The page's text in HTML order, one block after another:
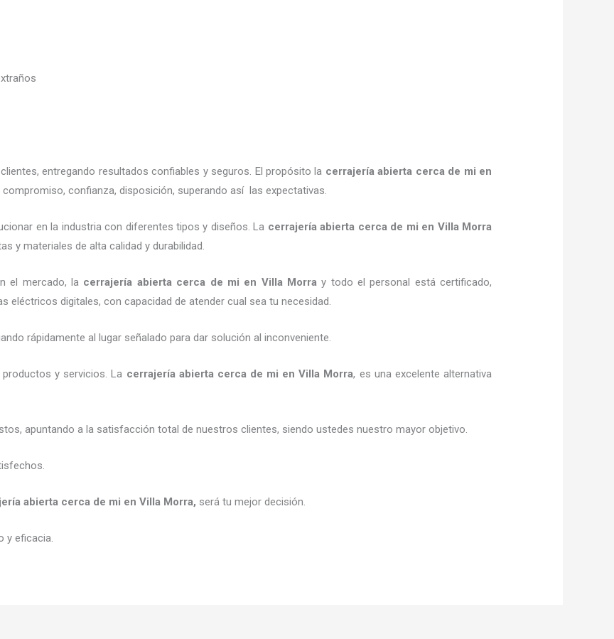
entregando resultados confiables y seguros. El propósito la cerrajería abierta cerca de mi en
confianza, disposición, superando así las expectativas.
en la industria con diferentes tipos y diseños. La cerrajería abierta cerca de mi en Villa Morra
y materiales de alta calidad y durabilidad.
el mercado, la cerrajería abierta cerca de mi en Villa Morra y todo el personal está certificado,
eléctricos digitales, con capacidad de atender cual sea tu necesidad.
rápidamente al lugar señalado para dar solución al inconveniente.
y servicios. La cerrajería abierta cerca de mi en Villa Morra, es una excelente alternativa
apuntando a la satisfacción total de nuestros clientes, siendo ustedes nuestro mayor objetivo.
abierta cerca de mi en Villa Morra, será tu mejor decisión.
y eficacia.